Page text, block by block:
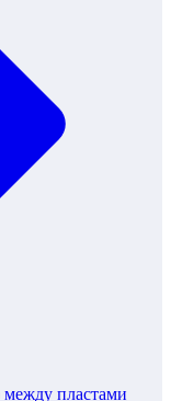
пластами